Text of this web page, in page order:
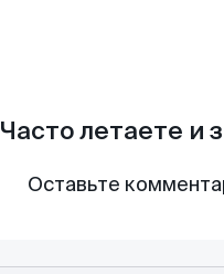
Часто летаете и
Оставьте